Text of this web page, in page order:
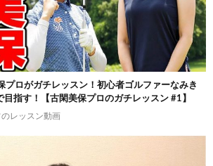
プロがガチレッスン！初心者ゴルファーなみき
指す！【古閑美保プロのガチレッスン #1】
のレッスン動画